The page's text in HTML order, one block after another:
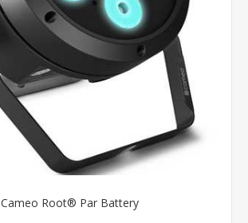
Cameo Root® Par Battery